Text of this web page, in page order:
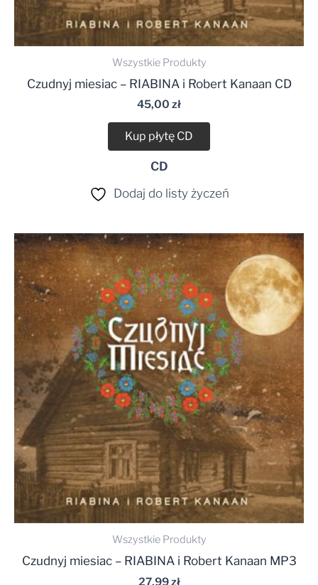
Wszystkie Produkty
Czudnyj miesiac – RIABINA i Robert Kanaan CD
45,00 zł
Kup płytę CD
CD
Dodaj do listy życzeń
Wszystkie Produkty
Czudnyj miesiac – RIABINA i Robert Kanaan MP3
27,99zł